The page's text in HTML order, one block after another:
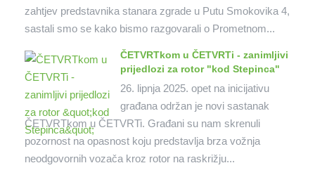
zahtjev predstavnika stanara zgrade u Putu Smokovika 4,
sastali smo se kako bismo razgovarali o Prometnom...
ČETVRTkom u ČETVRTi - zanimljivi
prijedlozi za rotor "kod Stepinca"
26. lipnja 2025. opet na inicijativu
građana održan je novi sastanak
ČETVRTkom u ČETVRTi. Građani su nam skrenuli
pozornost na opasnost koju predstavlja brza vožnja
neodgovornih vozača kroz rotor na raskrižju...